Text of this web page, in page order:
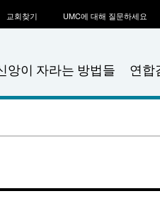
앙이 자라는 방법들 연합
교회찾기 UMC에 대해 질문하세요